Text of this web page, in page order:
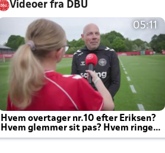
Videoer fra DBU
05:11
Hvem overtager nr.10 efter Eriksen?
Hvem glemmer sit pas? Hvem ringer
Joachim altid til efter kampe?